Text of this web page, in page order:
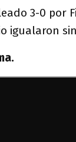
3-0 por
igualaron